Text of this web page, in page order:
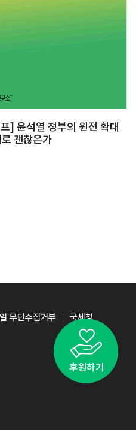
] 윤석열 정부의 원전 확대
괜찮은가
무단수집거부 국세청